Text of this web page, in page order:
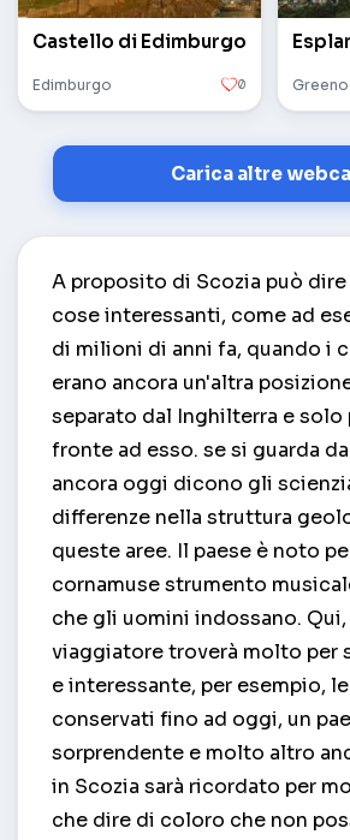
Castello di Edimburgo
Edimburgo 0
Carica altre
A proposito di Scozia può
cose interessanti, come ad
di milioni di anni fa, quando i
erano ancora un'altra
separato dal Inghilterra e solo
fronte ad esso. se si guarda
ancora oggi dicono gli
differenze nella struttura
queste aree. Il paese è noto
cornamuse strumento
che gli uomini indossano.
viaggiatore troverà molto per
e interessante, per esempio,
conservati fino ad oggi, un
sorprendente e molto altro
in Scozia sarà ricordato per
che dire di coloro che non